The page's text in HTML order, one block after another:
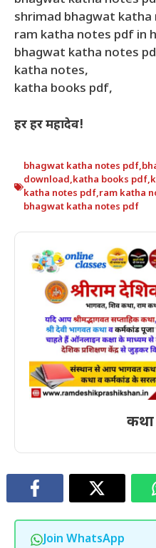
shrimad bhagwat
ram katha notes pdf in
bhagwat katha notes
katha notes,
katha books pdf,
हर हर महादेव!
bhagwat katha notes pdf,
download,katha books pdf,
katha notes pdf,ram katha
bhagwat katha notes pdf
कथा
Join WhatsApp